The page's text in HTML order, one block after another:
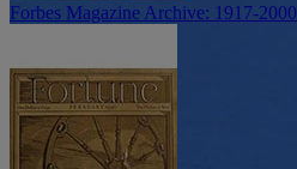
Forbes Magazine Archive: 1917-2000